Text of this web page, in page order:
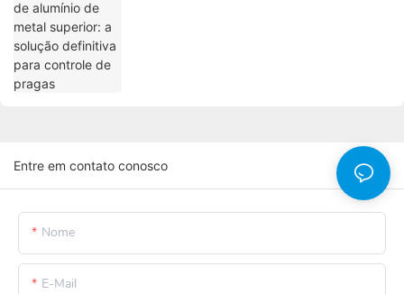
Entre em contato conosco
Nome
E-Mail